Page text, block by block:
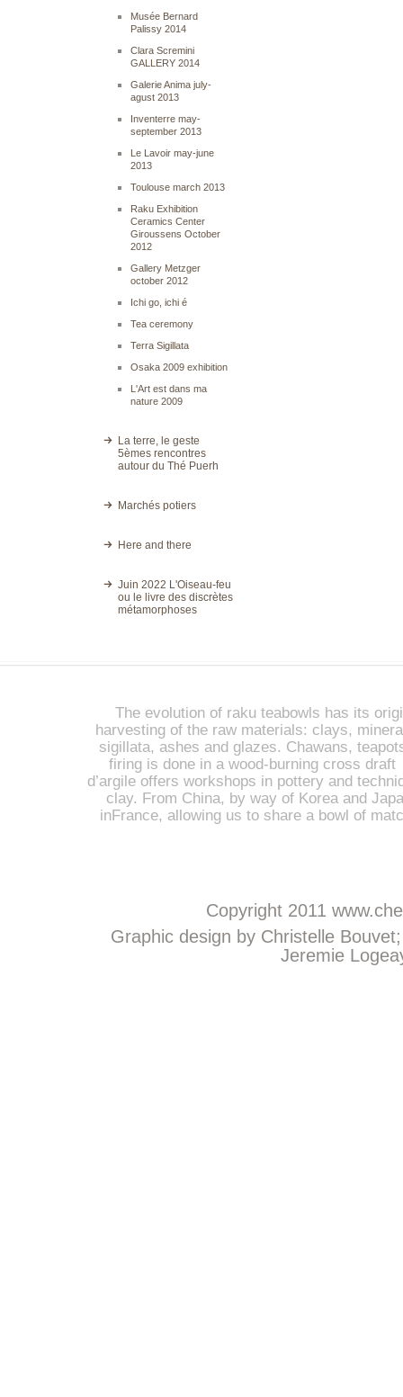
Musée Bernard
Palissy 2014
Clara Scremini
GALLERY 2014
Galerie Anima july-
agust 2013
Inventerre may-
september 2013
Le Lavoir may-june
2013
Toulouse march 2013
Raku Exhibition
Ceramics Center
Giroussens October
2012
Gallery Metzger
october 2012
Ichi go, ichi é
Tea ceremony
Terra Sigillata
Osaka 2009 exhibition
L'Art est dans ma
nature 2009
La terre, le geste
5èmes rencontres
autour du Thé Puerh
Marchés potiers
Here and there
Juin 2022 L'Oiseau-feu
ou le livre des discrètes
métamorphoses
The evolution of raku teabowls has its
harvesting of the raw materials: clays,
sigillata, ashes and glazes. Chawans,
firing is done in a wood-burning cross
d’argile offers workshops in pottery and
clay. From China, by way of Korea and
inFrance, allowing us to share a bowl of
Copyright 2011
Graphic design by Christelle
Jeremie